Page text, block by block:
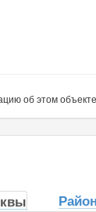
об этом